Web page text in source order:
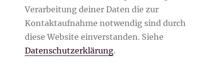
Verarbeitung deiner Daten die zur
Kontaktaufnahme notwendig sind durch
diese Website einverstanden. Siehe
Datenschutzerklärung.